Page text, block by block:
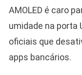
AMOLED é caro
umidade na porta
oficiais que
apps bancários.